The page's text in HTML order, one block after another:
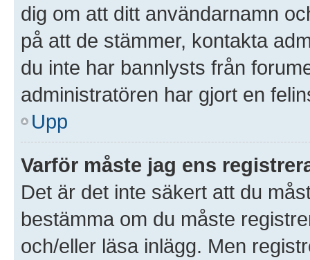
dig om att ditt användarnamn
på att de stämmer, kontakta
du inte har bannlysts från
administratören har gjort en
Upp
Varför måste jag ens
Det är det inte säkert att du
bestämma om du måste
och/eller läsa inlägg. Men